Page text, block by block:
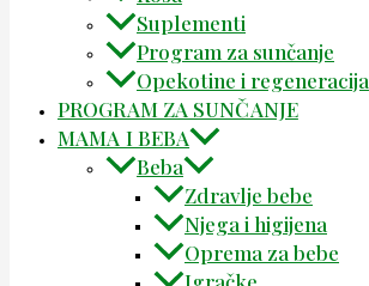
Suplementi
Program za sunčanje
Opekotine i regeneracija
PROGRAM ZA SUNČANJE
MAMA I BEBA
Beba
Zdravlje bebe
Njega i higijena
Oprema za bebe